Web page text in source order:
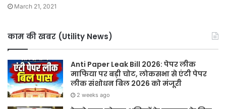
March 21, 2021
काम की खबर (Utility News)
Anti Paper Leak Bill 2026: पेपर लीक
माफिया पर बड़ी चोट, लोकसभा से एंटी पेपर
लीक संशोधन बिल 2026 को मंजूरी
2 weeks ago